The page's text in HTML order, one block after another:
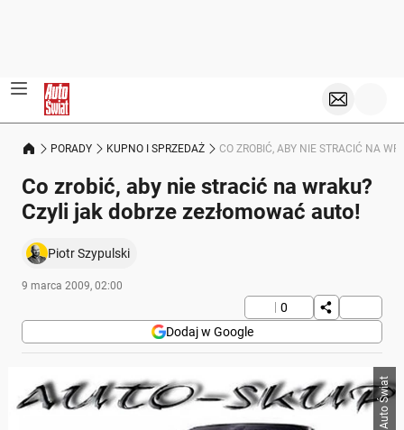
PORADY KUPNO I SPRZEDAŻ CO ZROBIĆ, ABY NIE STRACIĆ NA
Co zrobić, aby nie stracić na wraku?
Czyli jak dobrze zezłomować auto!
Piotr Szypulski
9 marca 2009, 02:00
0
Dodaj w Google
Auto Świat